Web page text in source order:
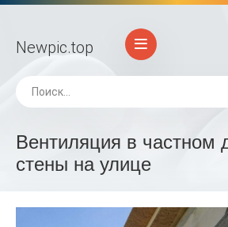
Newpic.top
Вентиляция в частном
стены на улице